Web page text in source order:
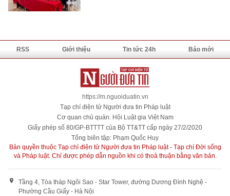
RSS Giới thiệu Tin tức 24h Báo mới
https://m.nguoiduatin.vn
Tạp chí điện tử Người đưa tin Pháp luật
Cơ quan chủ quản: Hội Luật gia Việt Nam
Giấy phép số 80/GP-BTTTT của Bộ TT&TT cấp ngày 27/2/2020
Tổng biên tập: Phạm Quốc Huy
Bản quyền thuộc Tạp chí điện tử Người đưa tin Pháp luật - Tạp chí Đời sống
và Pháp luật. Chỉ được phép dẫn nguồn khi có thoả thuận bằng văn bản.
Tầng 4, Tòa tháp Ngôi Sao - Star Tower, đường Dương Đình Nghệ -
Phường Cầu Giấy - Hà Nội